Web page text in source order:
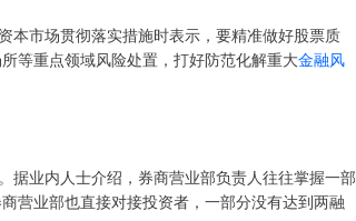
本市场贯彻落实措施时表示，要精准做好股票质
等重点领域风险处置，打好防范化解重大金融风
据业内人士介绍，券商营业部负责人往往掌握一部
营业部也直接对接投资者，一部分没有达到两融